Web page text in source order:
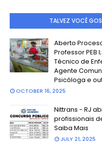
TALVEZ VOCÊ
Aberto
Professor PEB
Técnico de
Agente
Psicóloga e
OCTOBER 16, 2025
Nittrans - RJ
profissionais
Saiba Mais
JULY 21, 2025